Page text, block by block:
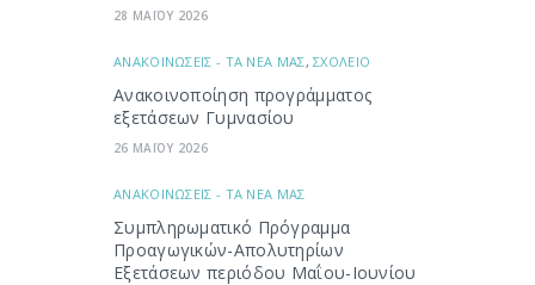
28 ΜΑΪΟΥ 2026
ΑΝΑΚΟΙΝΩΣΕΙΣ - ΤΑ ΝΕΑ ΜΑΣ,ΣΧΟΛΕΙΟ
Ανακοινοποίηση προγράμματος
εξετάσεων Γυμνασίου
26 ΜΑΪΟΥ 2026
ΑΝΑΚΟΙΝΩΣΕΙΣ - ΤΑ ΝΕΑ ΜΑΣ
Συμπληρωματικό Πρόγραμμα
Προαγωγικών-Απολυτηρίων
Εξετάσεων περιόδου Μαΐου-Ιουνίου